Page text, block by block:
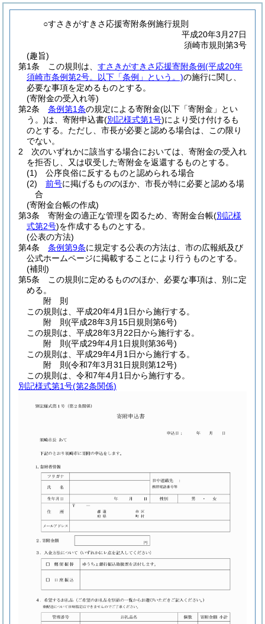
○すさきがすきさ応援寄附条例施行規則
平成20年3月27日
須崎市規則第3号
(趣旨)
第1条
この規則は、 すさきがすきさ応援寄附条例(平成20年
須崎市条例第2号。以下「条例」という。)の施行に関し、
必要な事項を定めるものとする。
(寄附金の受入れ等)
第2条
条例第1条の規定による寄附金(以下「寄附金」とい
う。)は、寄附申込書(別記様式第1号)により受け付けるも
のとする。 ただし、市長が必要と認める場合は、この限り
でない。
2
次のいずれかに該当する場合においては、寄附金の受入れ
を拒否し、又は収受した寄附金を返還するものとする。
(1)
公序良俗に反するものと認められる場合
(2)
前号に掲げるもののほか、市長が特に必要と認める場
合
(寄附金台帳の作成)
第3条
寄附金の適正な管理を図るため、寄附金台帳(別記様
式第2号)を作成するものとする。
(公表の方法)
第4条
条例第9条に規定する公表の方法は、市の広報紙及び
公式ホームページに掲載することにより行うものとする。
(補則)
第5条
この規則に定めるもののほか、必要な事項は、別に定
める。
附 則
この規則は、平成20年4月1日から施行する。
附 則(平成28年3月15日規則第6号)
この規則は、平成28年3月22日から施行する。
附 則(平成29年4月1日規則第36号)
この規則は、平成29年4月1日から施行する。
附 則(令和7年3月31日規則第12号)
この規則は、令和7年4月1日から施行する。
別記様式第1号(第2条関係)